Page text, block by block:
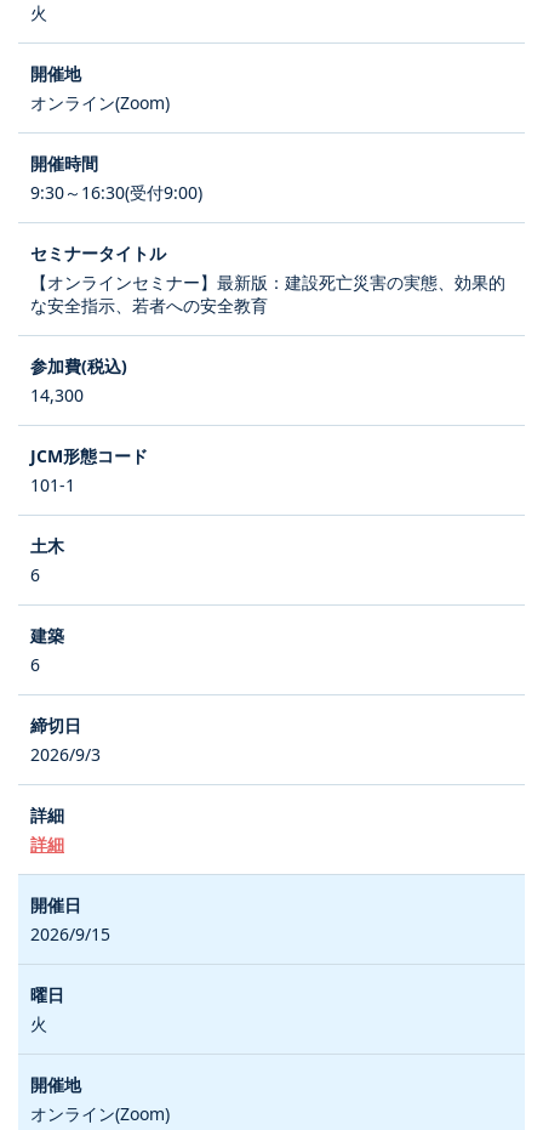
火
オンライン(Zoom)
9:30～16:30(受付9:00)
【オンラインセミナー】最新版：建設死亡災害の実態、効果的
な安全指示、若者への安全教育
14,300
101-1
6
6
2026/9/3
詳細
2026/9/15
火
オンライン(Zoom)